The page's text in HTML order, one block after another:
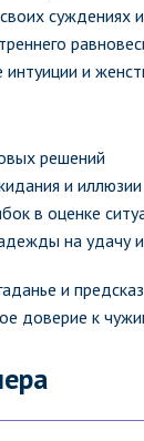
суждениях
интуиции и
решений
и иллюзии
в оценке
на удачу
и
доверие к